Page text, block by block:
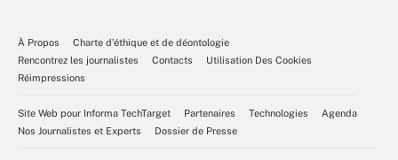
À Propos
Charte d’éthique et de déontologie
Rencontrez les journalistes
Contacts
Utilisation Des Cookies
Réimpressions
Site Web pour Informa TechTarget Partenaires Technologies
Agenda
Nos Journalistes et Experts
Dossier de Presse